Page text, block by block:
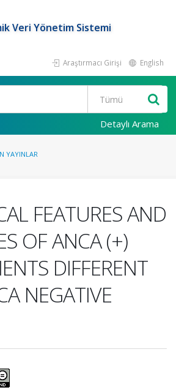
Veri Yönetim Sistemi
Araştırmacı Girişi English
Detaylı Arama
YAYINLAR
FEATURES AND
OF ANCA (+)
DIFFERENT
NEGATIVE